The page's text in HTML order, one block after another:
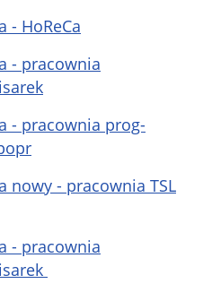
- HoReCa
- pracownia
- pracownia prog-
nowy - pracownia TSL
- pracownia